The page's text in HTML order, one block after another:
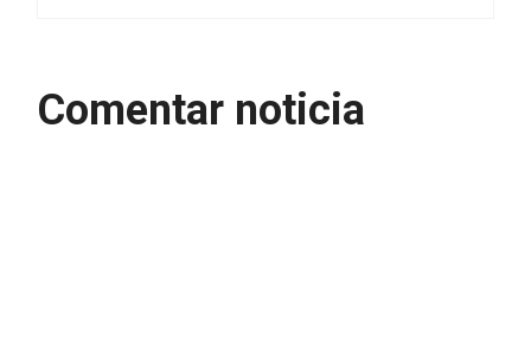
Comentar noticia